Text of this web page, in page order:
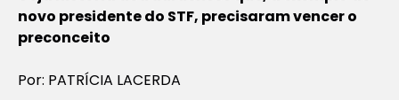
novo presidente do STF, precisaram vencer o
preconceito
Por: PATRÍCIA LACERDA